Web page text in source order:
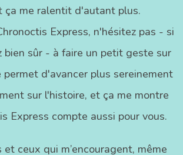
ça me ralentit d'autant plus.
Express, n'hésitez pas - si
bien sûr - à faire un petit geste sur
permet d'avancer plus sereinement
sur l'histoire, et ça me montre
Express compte aussi pour vous.
et ceux qui m’encouragent, même